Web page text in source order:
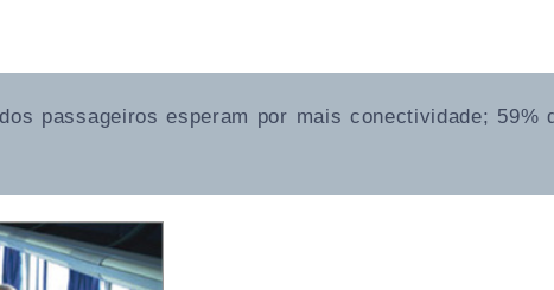
passageiros esperam por mais conectividade; 59%